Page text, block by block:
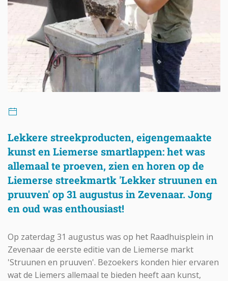
Lekkere streekproducten, eigengemaakte
kunst en Liemerse smartlappen: het was
allemaal te proeven, zien en horen op de
Liemerse streekmartk 'Lekker struunen en
pruuven' op 31 augustus in Zevenaar. Jong
en oud was enthousiast!
Op zaterdag 31 augustus was op het Raadhuisplein in
Zevenaar de eerste editie van de Liemerse markt
'Struunen en pruuven'. Bezoekers konden hier ervaren
wat de Liemers allemaal te bieden heeft aan kunst,